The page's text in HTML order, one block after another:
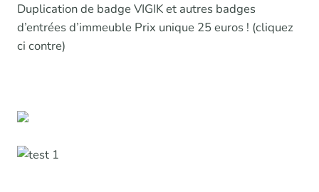
Duplication de badge VIGIK et autres badges
d’entrées d’immeuble Prix unique 25 euros ! (cliquez
ci contre)